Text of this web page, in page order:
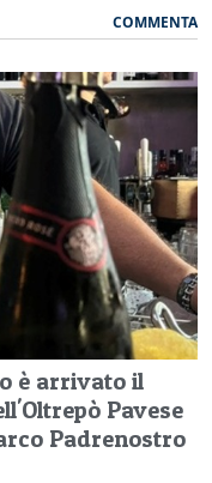
COMMENTA
è arrivato il
Pavese
Padrenostro